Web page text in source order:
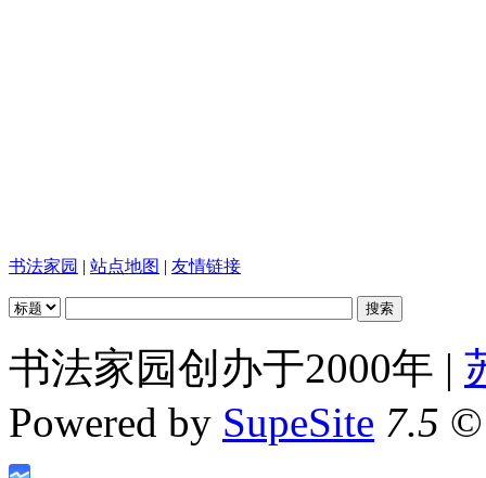
书法家园 | 站点地图 | 友情链接
书法家园创办于2000年 |
Powered by SupeSite 7.5 ©